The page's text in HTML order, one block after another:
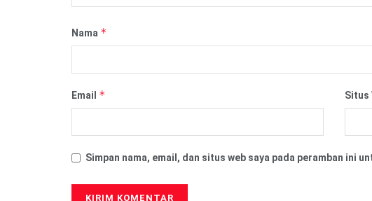
Nama *
Email * Situs
Simpan nama, email, dan situs web saya pada peramban ini